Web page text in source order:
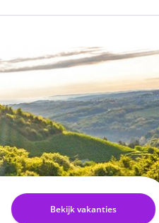
Bekijk vakanties